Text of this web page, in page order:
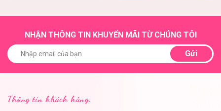
NHẬN THÔNG TIN KHUYẾN MÃI TỪ CHÚNG TÔI
Gửi
Thông tin khách hàng.